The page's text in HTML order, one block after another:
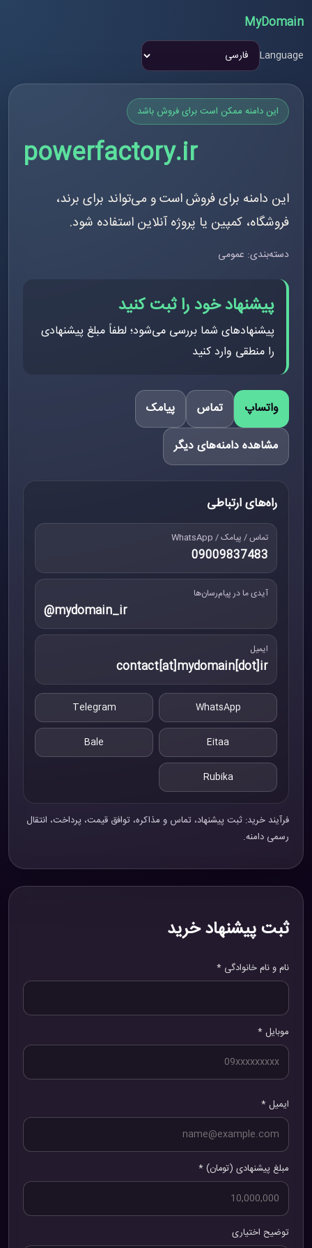
MyDomain
Language
این دامنه ممکن است برای فروش باشد
powerfactory.ir
این دامنه برای فروش است و می‌تواند برای برند،
فروشگاه، کمپین یا پروژه آنلاین استفاده شود.
دسته‌بندی: عمومی
پیشنهاد خود را ثبت کنید
پیشنهادهای شما بررسی می‌شود؛ لطفاً مبلغ پیشنهادی
را منطقی وارد کنید
واتساپ تماس
پیامک
مشاهده دامنه‌های دیگر
راه‌های ارتباطی
تماس / پیامک / WhatsApp
09009837483
آیدی ما در پیام‌رسان‌ها
@mydomain_ir
ایمیل
contact[at]mydomain[dot]ir
WhatsApp
Telegram
Eitaa
Bale
Rubika
فرآیند خرید: ثبت پیشنهاد، تماس و مذاکره، توافق قیمت، پرداخت، انتقال
رسمی دامنه.
ثبت پیشنهاد خرید
نام و نام خانوادگی *
موبایل *
ایمیل *
مبلغ پیشنهادی (تومان) *
توضیح اختیاری